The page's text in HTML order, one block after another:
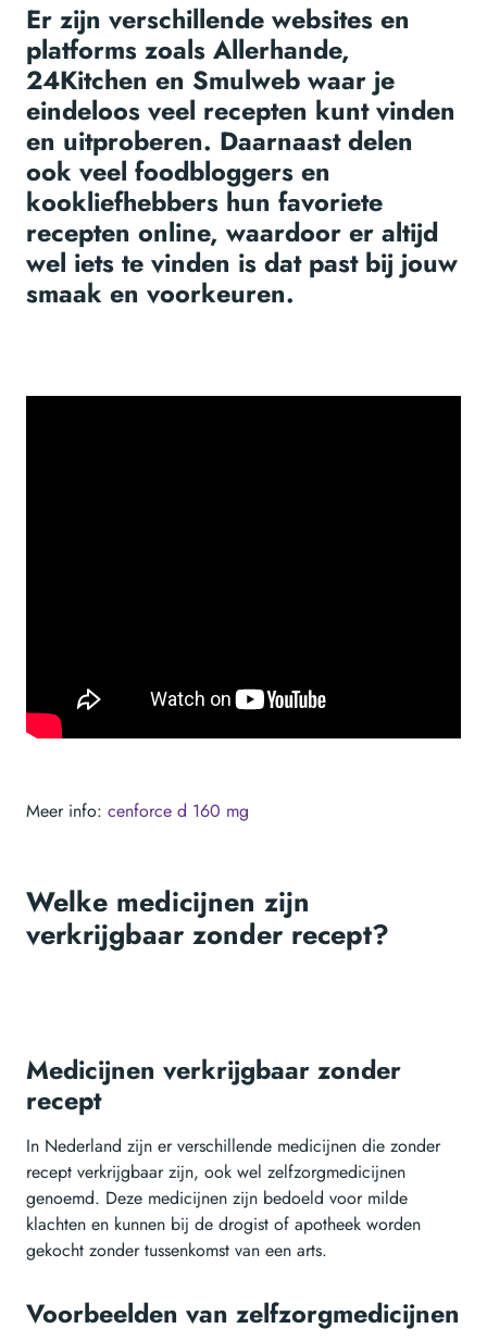
Er zijn verschillende websites en
platforms zoals Allerhande,
24Kitchen en Smulweb waar je
eindeloos veel recepten kunt vinden
en uitproberen. Daarnaast delen
ook veel foodbloggers en
kookliefhebbers hun favoriete
recepten online, waardoor er altijd
wel iets te vinden is dat past bij jouw
smaak en voorkeuren.
Meer info: cenforce d 160 mg
Welke medicijnen zijn
verkrijgbaar zonder recept?
Medicijnen verkrijgbaar zonder
recept
In Nederland zijn er verschillende medicijnen die zonder
recept verkrijgbaar zijn, ook wel zelfzorgmedicijnen
genoemd. Deze medicijnen zijn bedoeld voor milde
klachten en kunnen bij de drogist of apotheek worden
gekocht zonder tussenkomst van een arts.
Voorbeelden van zelfzorgmedicijnen